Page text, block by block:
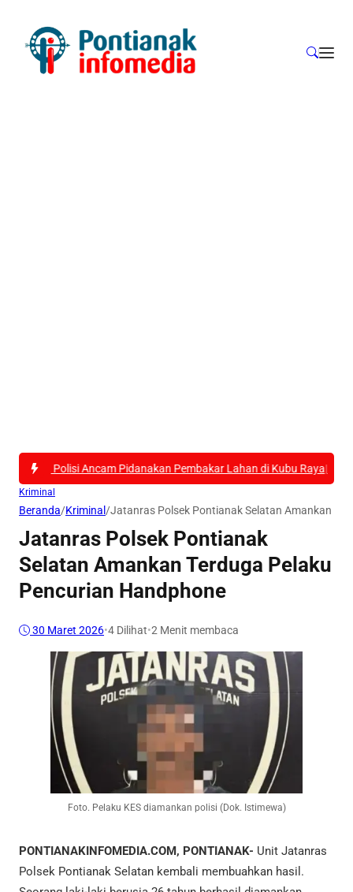
Ancam Pidanakan Pembakar Lahan di Kubu Raya|Motor KLX
Kriminal
Beranda/Kriminal /Jatanras Polsek Pontianak Selatan Amankan
Jatanras Polsek Pontianak
Selatan Amankan Terduga Pelaku
Pencurian Handphone
30 Maret 2026•4 Dilihat•2 Menit membaca
Foto. Pelaku KES diamankan polisi (Dok. Istimewa)
PONTIANAKINFOMEDIA.COM, PONTIANAK- Unit Jatanras
Polsek Pontianak Selatan kembali membuahkan hasil.